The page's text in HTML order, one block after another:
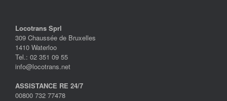
Locotrans Sprl
309 Chaussée de Bruxelles
1410 Waterloo
Tel.: 02 351 09 55
info@locotrans.net
ASSISTANCE RE 24/7
00800 732 77478